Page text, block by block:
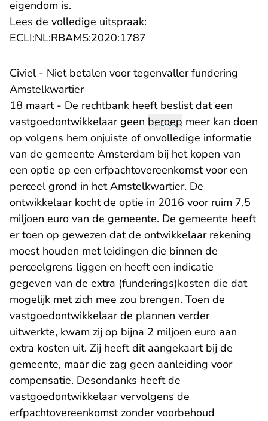
eigendom is.
Lees de volledige uitspraak:
ECLI:NL:RBAMS:2020:1787
Civiel - Niet betalen voor tegenvaller fundering
Amstelkwartier
18 maart - De rechtbank heeft beslist dat een
vastgoedontwikkelaar geen beroep meer kan doen
op volgens hem onjuiste of onvolledige informatie
van de gemeente Amsterdam bij het kopen van
een optie op een erfpachtovereenkomst voor een
perceel grond in het Amstelkwartier. De
ontwikkelaar kocht de optie in 2016 voor ruim 7,5
miljoen euro van de gemeente. De gemeente heeft
er toen op gewezen dat de ontwikkelaar rekening
moest houden met leidingen die binnen de
perceelgrens liggen en heeft een indicatie
gegeven van de extra (funderings)kosten die dat
mogelijk met zich mee zou brengen. Toen de
vastgoedontwikkelaar de plannen verder
uitwerkte, kwam zij op bijna 2 miljoen euro aan
extra kosten uit. Zij heeft dit aangekaart bij de
gemeente, maar die zag geen aanleiding voor
compensatie. Desondanks heeft de
vastgoedontwikkelaar vervolgens de
erfpachtovereenkomst zonder voorbehoud